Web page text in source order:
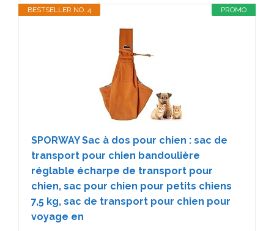
PROMO
BESTSELLER NO. 4
SPORWAY Sac à dos pour chien : sac de
transport pour chien bandoulière
réglable écharpe de transport pour
chien, sac pour chien pour petits chiens
7,5 kg, sac de transport pour chien pour
voyage en